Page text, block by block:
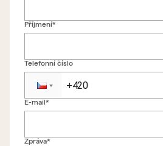
Zpět na
Příjmení*
Telefonní číslo
E-mail*
Zpráva*